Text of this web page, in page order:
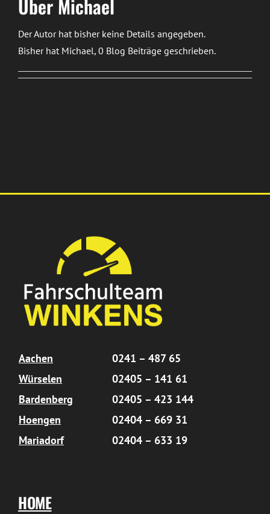
Über Michael
Der Autor hat bisher keine Details angegeben.
Bisher hat Michael, 0 Blog Beiträge geschrieben.
Aachen
0241 – 487 65
Würselen
02405 – 141 61
Bardenberg
02405 – 423 144
Hoengen
02404 – 669 31
Mariadorf
02404 – 633 19
HOME